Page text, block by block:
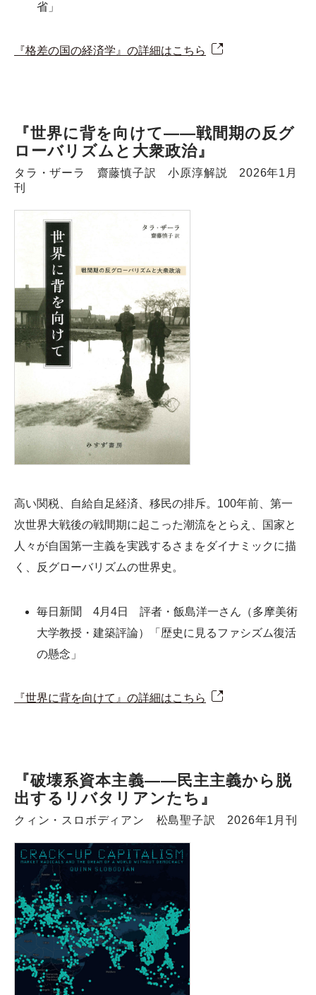
省」
『格差の国の経済学』の詳細はこちら
『世界に背を向けて――戦間期の反グ
ローバリズムと大衆政治』
タラ・ザーラ 齋藤慎子訳 小原淳解説 2026年1月
刊
高い関税、自給自足経済、移民の排斥。100年前、第一
次世界大戦後の戦間期に起こった潮流をとらえ、国家と
人々が自国第一主義を実践するさまをダイナミックに描
く、反グローバリズムの世界史。
毎日新聞 4月4日 評者・飯島洋一さん（多摩美術
大学教授・建築評論）「歴史に見るファシズム復活
の懸念」
『世界に背を向けて』の詳細はこちら
『破壊系資本主義――民主主義から脱
出するリバタリアンたち』
クィン・スロボディアン 松島聖子訳 2026年1月刊